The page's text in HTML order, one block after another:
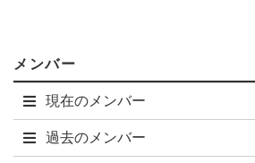
メンバー
現在のメンバー
過去のメンバー